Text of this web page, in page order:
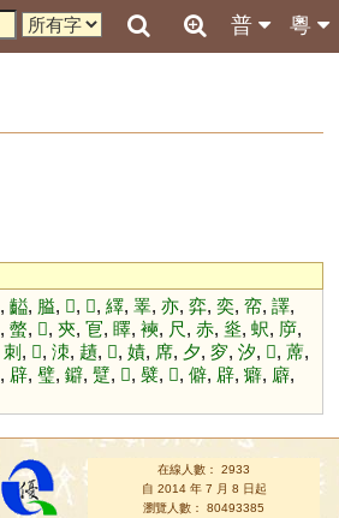
粵
普
, 齸, 膉, 𦶩, 𪕶, 繹, 睪, 亦, 弈, 奕, 帟, 譯,
, 螫, 𩮜, 㚒, 冟, 䁺, 襫, 尺 , 赤, 烾, 蚇, 㡿,
刺 , 𧻕, 洓, 䟄, 𧙞, 嫧, 席, 夕, 穸, 汐, 𨛳, 蓆,
, 辟, 璧, 鐴, 躄, 𣦢, 襞, 𨐨, 僻, 辟, 癖, 廦,
在線人數： 2933
自 2014 年 7 月 8 日起
瀏覽人數： 80493385